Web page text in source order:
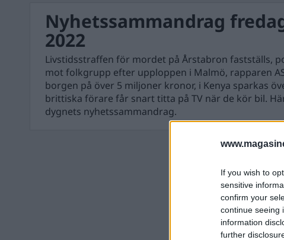
If you wish to
sensitive
confirm your
continue seeing
information
further
Nyhetssammandrag
2022
Livstidsstraffen för mordet på Årstabron fastställs,
mot folkgrupp efter upploppen i Malmö, rapparen
borgen på över 5 miljoner kronor, i Kenya sparkas
brittiska förare får snart titta på TV när de kör bil.
dygnets nyhetssammandrag.